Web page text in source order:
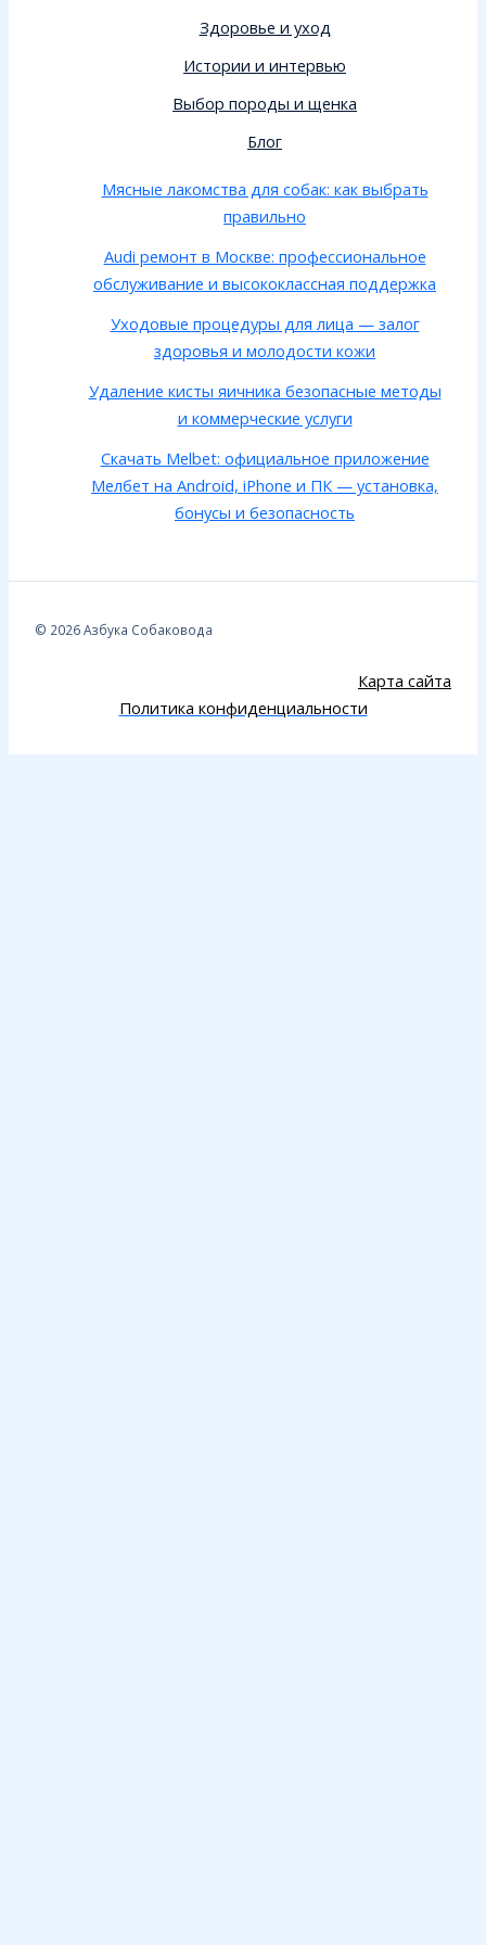
Здоровье и уход
Истории и интервью
Выбор породы и щенка
Блог
Мясные лакомства для собак: как выбрать
правильно
Audi ремонт в Москве: профессиональное
обслуживание и высококлассная поддержка
Уходовые процедуры для лица — залог
здоровья и молодости кожи
Удаление кисты яичника безопасные методы
и коммерческие услуги
Скачать Melbet: официальное приложение
Мелбет на Android, iPhone и ПК — установка,
бонусы и безопасность
© 2026 Азбука Собаковода
Карта сайта
Политика конфиденциальности